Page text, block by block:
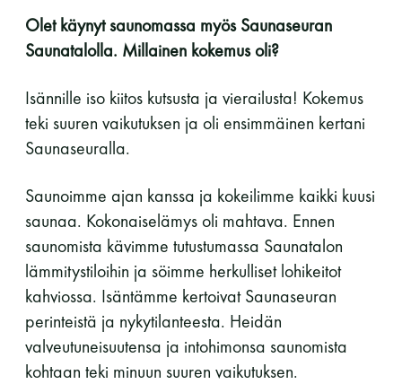
Olet käynyt saunomassa myös Saunaseuran
Saunatalolla. Millainen kokemus oli?
Isännille iso kiitos kutsusta ja vierailusta! Kokemus
teki suuren vaikutuksen ja oli ensimmäinen kertani
Saunaseuralla.
Saunoimme ajan kanssa ja kokeilimme kaikki kuusi
saunaa. Kokonaiselämys oli mahtava. Ennen
saunomista kävimme tutustumassa Saunatalon
lämmitystiloihin ja söimme herkulliset lohikeitot
kahviossa. Isäntämme kertoivat Saunaseuran
perinteistä ja nykytilanteesta. Heidän
valveutuneisuutensa ja intohimonsa saunomista
kohtaan teki minuun suuren vaikutuksen.